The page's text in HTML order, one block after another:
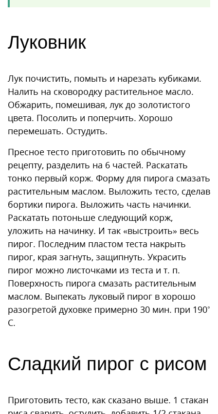
Луковник
Лук почистить, помыть и нарезать кубиками.
Налить на сковородку растительное масло.
Обжарить, помешивая, лук до золотистого
цвета. Посолить и поперчить. Хорошо
перемешать. Остудить.
Пресное тесто приготовить по обычному
рецепту, разделить на 6 частей. Раскатать
тонко первый корж. Форму для пирога смазать
растительным маслом. Выложить тесто, сделав
бортики пирога. Выложить часть начинки.
Раскатать потоньше следующий корж,
уложить на начинку. И так «выстроить» весь
пирог. Последним пластом теста накрыть
пирог, края загнуть, защипнуть. Украсить
пирог можно листочками из теста и т. п.
Поверхность пирога смазать растительным
маслом. Выпекать луковый пирог в хорошо
разогретой духовке примерно 30 мин. при 190˚
С.
Сладкий пирог с рисом
Приготовить тесто, как сказано выше. 1 стакан